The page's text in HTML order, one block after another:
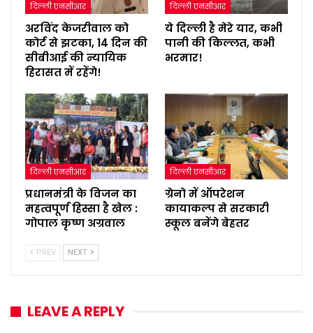
दिल्ली एनसीआर
अरविंद केजरीवाल को
कोर्ट से झटका, 14 दिन की
सीबीआई की न्यायिक
हिरासत में रहेंगे!
दिल्ली एनसीआर
ये दिल्ली है मेरे यार, कभी
पानी की किल्लत, कभी
भरमार!
दिल्ली एनसीआर
प्रधानमंत्री के विजन का
महत्वपूर्ण हिस्सा है खेल :
गोपाल कृष्ण अग्रवाल
दिल्ली एनसीआर
ग्रेनो में ऑपरेशन
कायाकल्प से सरकारी
स्कूल बनेंगे बेहतर
PREV NEXT
LEAVE A REPLY